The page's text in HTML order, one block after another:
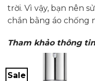
trời. Vì vậy, bạn nên
chắn bằng áo chống
Tham khảo thông
Sale